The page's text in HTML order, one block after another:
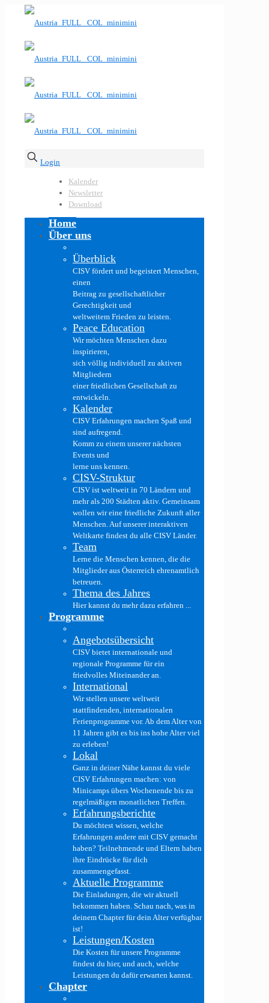
Login
Kalender
Newsletter
Download
Home
Über uns
Überblick
CISV fördert und begeistert Menschen,
einen
Beitrag zu gesellschaftlicher
Gerechtigkeit und
weltweitem Frieden zu leisten.
Peace Education
Wir möchten Menschen dazu
inspirieren,
sich völlig individuell zu aktiven
Mitgliedern
einer friedlichen Gesellschaft zu
entwickeln.
Kalender
CISV Erfahrungen machen Spaß und
sind aufregend.
Komm zu einem unserer nächsten
Events und
lerne uns kennen.
CISV-Struktur
CISV ist weltweit in 70 Ländern und
mehr als 200 Städten aktiv. Gemeinsam
wollen wir eine friedliche Zukunft aller
Menschen. Auf unserer interaktiven
Weltkarte findest du alle CISV Länder.
Team
Lerne die Menschen kennen, die die
Mitglieder aus Österreich ehrenamtlich
betreuen.
Thema des Jahres
Hier kannst du mehr dazu erfahren ...
Programme
Angebotsübersicht
CISV bietet internationale und
regionale Programme für ein
friedvolles Miteinander an.
International
Wir stellen unsere weltweit
stattfindenden, internationalen
Ferienprogramme vor. Ab dem Alter von
11 Jahren gibt es bis ins hohe Alter viel
zu erleben!
Lokal
Ganz in deiner Nähe kannst du viele
CISV Erfahrungen machen: von
Minicamps übers Wochenende bis zu
regelmäßigen monatlichen Treffen.
Erfahrungsberichte
Du möchtest wissen, welche
Erfahrungen andere mit CISV gemacht
haben? Teilnehmende und Eltern haben
ihre Eindrücke für dich
zusammengefasst.
Aktuelle Programme
Die Einladungen, die wir aktuell
bekommen haben. Schau nach, was in
deinem Chapter für dein Alter verfügbar
ist!
Leistungen/Kosten
Die Kosten für unsere Programme
findest du hier, und auch, welche
Leistungen du dafür erwarten kannst.
Chapter